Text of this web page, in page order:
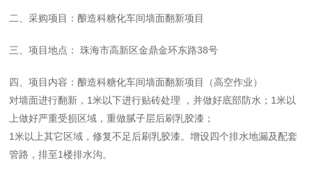
二、采购项目：酿造科糖化车间墙面翻新项目
三、项目地点： 珠海市高新区金鼎金环东路38号
四、项目内容：酿造科糖化车间墙面翻新项目（高空作业）
对墙面进行翻新，1米以下进行贴砖处理 ，并做好底部防水；1米以
上做好严重受损区域，重做腻子层后刷乳胶漆；
1米以上其它区域，修复不足后刷乳胶漆。增设四个排水地漏及配套
管路，排至1楼排水沟。